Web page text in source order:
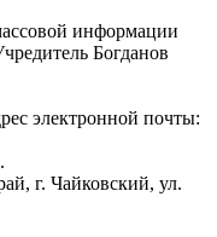
информации
Богданов
электронной почты:
г. Чайковский, ул.